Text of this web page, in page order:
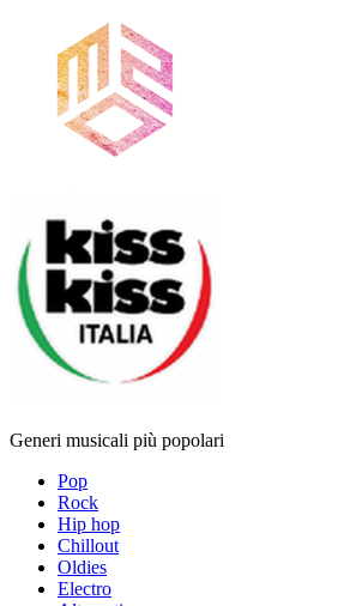
Generi musicali più popolari
Pop
Rock
Hip hop
Chillout
Oldies
Electro